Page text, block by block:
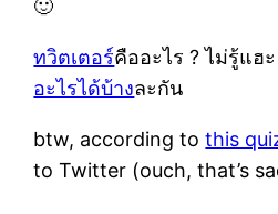
🙂
ทวิตเตอร์คืออะไร ? ไม่รู้แฮ
อะไรได้บ้างละกัน
btw, according tothis
to Twitter (ouch, that’s